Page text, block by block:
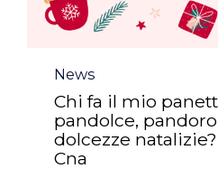
Category
News
Chi fa il mio
pandolce,
dolcezze
Cna